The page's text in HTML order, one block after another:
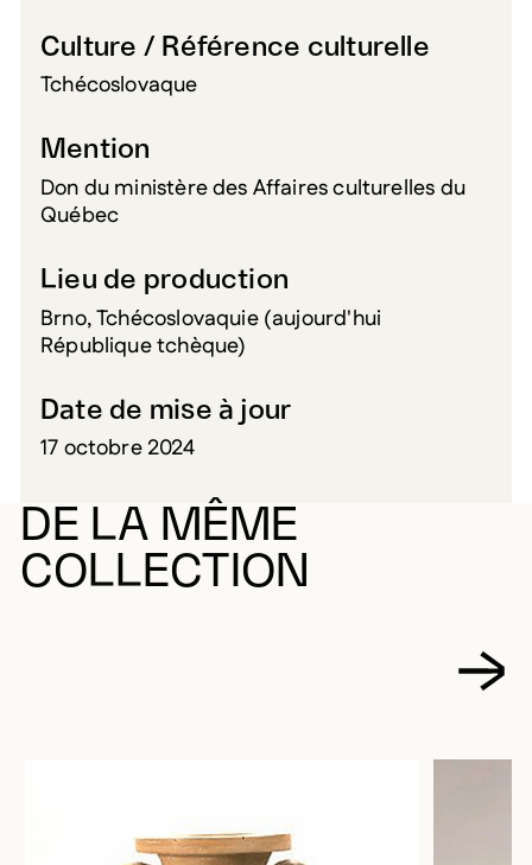
Culture / Référence culturelle
Tchécoslovaque
Mention
Don du ministère des Affaires culturelles du
Québec
Lieu de production
Brno, Tchécoslovaquie (aujourd'hui
République tchèque)
Date de mise à jour
17 octobre 2024
DE LA MÊME
COLLECTION